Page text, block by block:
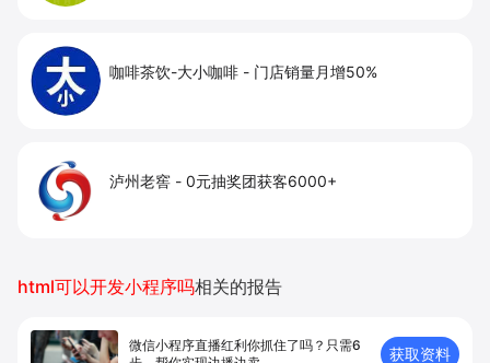
咖啡茶饮-大小咖啡 - 门店销量月增50%
泸州老窖 - 0元抽奖团获客6000+
html可以开发小程序吗相关的报告
微信小程序直播红利你抓住了吗？只需6
获取资料